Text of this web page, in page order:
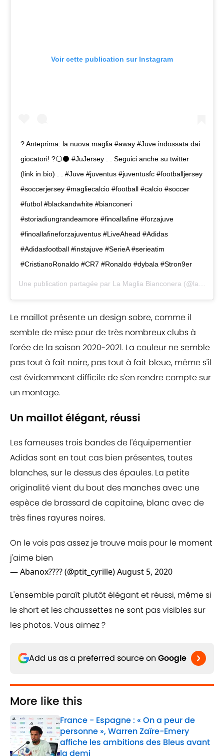
Voir cette publication sur Instagram
? Anteprima: la nuova maglia #away #Juve indossata dai
giocatori! ?⚪⚫ #JuJersey . . Seguici anche su twitter
(link in bio) . . #Juve #juventus #juventusfc #footballjersey
#soccerjersey #magliecalcio #football #calcio #soccer
#futbol #blackandwhite #bianconeri
#storiadiungrandeamore #finoallafine #forzajuve
#finoallafineforzajuventus #LiveAhead #Adidas
#Adidasfootball #instajuve #SerieA #serieatim
#CristianoRonaldo #CR7 #Ronaldo #dybala #Stron9er
Une publication partagée par La Maglia Bianconera (@la_maglia_bianconera) le
Le maillot présente un design sobre, comme il
semble de mise pour de très nombreux clubs à
l'orée de la saison 2020-2021. La couleur ne semble
pas tout à fait noire, pas tout à fait bleue, même s'il
est évidemment difficile de s'en rendre compte sur
un montage.
Un maillot élégant, réussi
Les fameuses trois bandes de l'équipementier
Adidas sont en tout cas bien présentes, toutes
blanches, sur le dessus des épaules. La petite
originalité vient du bout des manches avec une
espèce de brassard de capitaine, blanc avec de
très fines rayures noires.
On le vois pas assez je trouve mais pour le moment
j'aime bien
— Abanox???? (@ptit_cyrille)August 5, 2020
L'ensemble paraît plutôt élégant et réussi, même si
le short et les chaussettes ne sont pas visibles sur
les photos. Vous aimez ?
Add us as a preferred source on Google
More like this
France - Espagne : « On a peur de
personne », Warren Zaïre-Emery
affiche les ambitions des Bleus avant
la demi